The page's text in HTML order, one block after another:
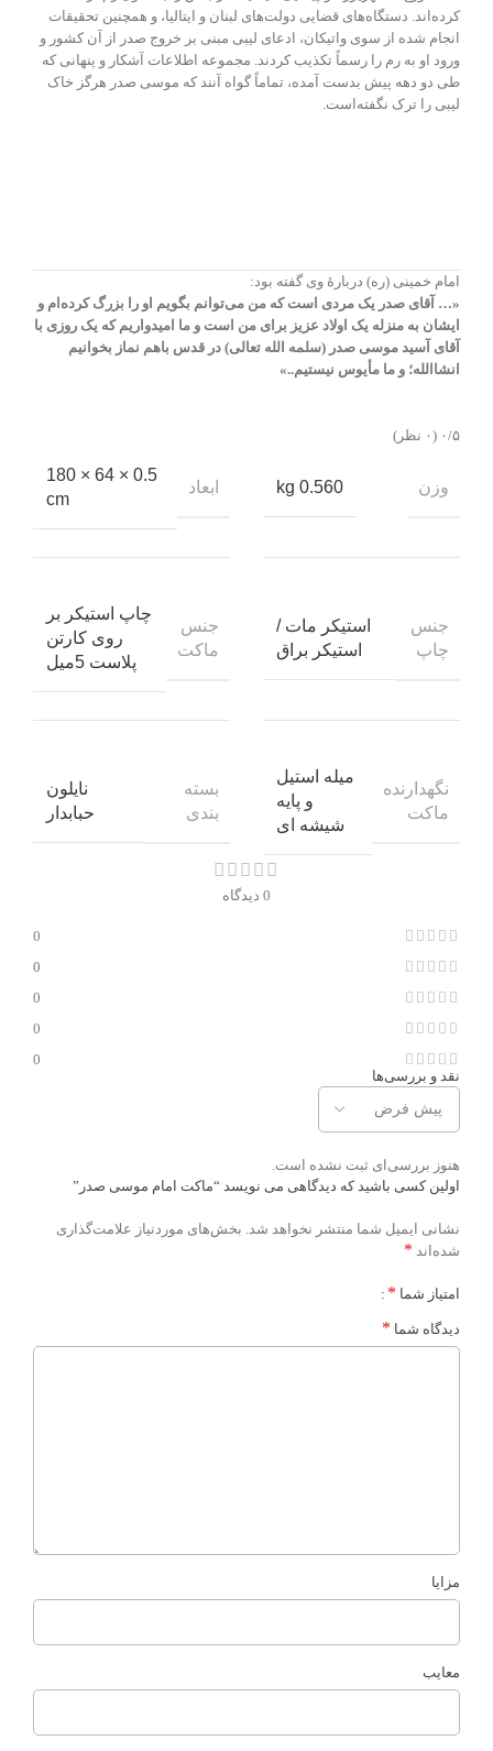
کرده‌اند. دستگاه‌های قضایی دولت‌های لبنان و ایتالیا، و همچنین تحقیقات
انجام شده از سوی واتیکان، ادعای لیبی مبنی بر خروج صدر از آن کشور و
ورود او به رم را رسماً تکذیب کردند. مجموعه اطلاعات آشکار و پنهانی که
طی دو دهه پیش بدست آمده، تماماً گواه آنند که موسی صدر هرگز خاک
لیبی را ترک نگفته‌است.
امام خمینی (ره) دربارهٔ وی گفته بود:
«… آقای صدر یک مردی است که من می‌توانم بگویم او را بزرگ کرده‌ام و
ایشان به منزله یک اولاد عزیز برای من است و ما امیدواریم که یک روزی با
آقای آسید موسی صدر (سلمه الله تعالی) در قدس باهم نماز بخوانیم
انشاالله؛ و ما مأیوس نیستیم..»
‫۰/۵ ‫(۰ نظر)
وزن 0.560 kg ابعاد
0.5 × 64 × 180
cm
جنس
چاپ
استیکر مات /
استیکر براق
جنس
ماکت
چاپ استیکر بر
روی کارتن
پلاست 5میل
نگهدارنده
ماکت
میله استیل
و پایه
شیشه ای
بسته
بندی
نایلون
حبابدار
0 دیدگاه
0
0
0
0
0
نقد و بررسی‌ها
هنوز بررسی‌ای ثبت نشده است.
اولین کسی باشید که دیدگاهی می نویسد “ماکت امام موسی صدر”
نشانی ایمیل شما منتشر نخواهد شد. بخش‌های موردنیاز علامت‌گذاری
شده‌اند *
امتیاز شما *
دیدگاه شما *
مزایا
معایب